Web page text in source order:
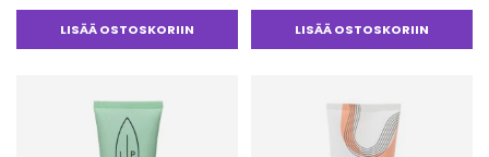
LISÄÄ OSTOSKORIIN LISÄÄ OSTOSKORIIN